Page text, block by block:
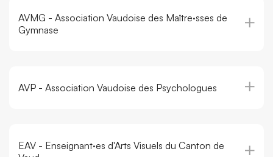
AVMG - Association Vaudoise des Maître·sses de
Gymnase
AVP - Association Vaudoise des Psychologues
EAV - Enseignant·es d'Arts Visuels du Canton de